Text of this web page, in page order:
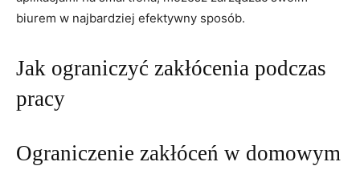
biurem w najbardziej‌ efektywny sposób.
Jak ograniczyć ‌zakłócenia podczas
pracy
Ograniczenie ​zakłóceń w domowym​